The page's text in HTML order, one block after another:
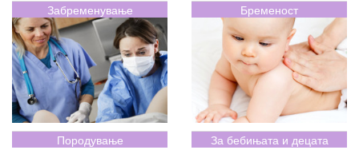
Забременување Бременост
Породување За бебињата и децата